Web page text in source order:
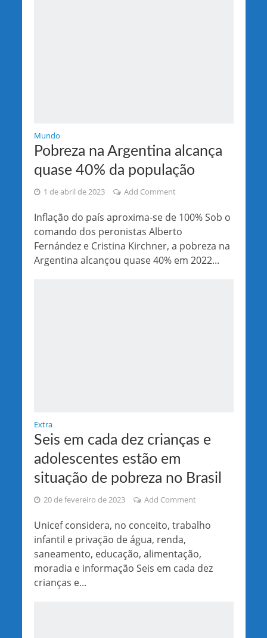
Mundo
Pobreza na Argentina alcança
quase 40% da população
1 de abril de 2023 Add Comment
Inflação do país aproxima-se de 100% Sob o
comando dos peronistas Alberto
Fernández e Cristina Kirchner, a pobreza na
Argentina alcançou quase 40% em 2022...
Extra
Seis em cada dez crianças e
adolescentes estão em
situação de pobreza no Brasil
20 de fevereiro de 2023 Add Comment
Unicef considera, no conceito, trabalho
infantil e privação de água, renda,
saneamento, educação, alimentação,
moradia e informação Seis em cada dez
crianças e...